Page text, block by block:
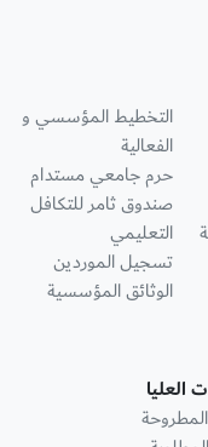
التخطيط المؤسسي و
الفعالية
حرم جامعي مستدام
صندوق ثامر للتكافل
التعليمي
تسجيل الموردين
الوثائق المؤسسية
العليا